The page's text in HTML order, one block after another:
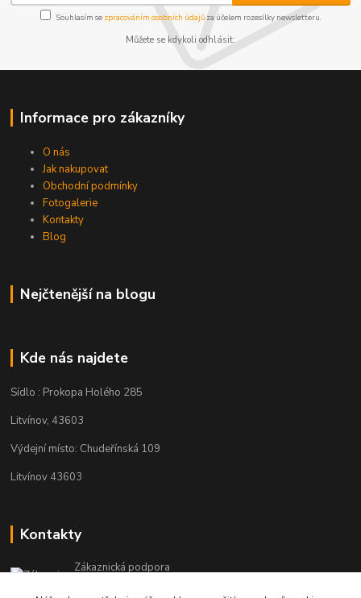
Souhlasím se zpracováním osobních údajůza účelem rozesílky newsletteru.
Můžete se kdykoli odhlásit.
Informace pro zákazníky
O nás
Jak nakupovat
Obchodní podmínky
Fotogalerie
Kontakty
Blog
Nejčtenější na blogu
Kde nás najdete
Sídlo : Prokopa Holého 285
Litvínov, 43603
Výdejní místo: Chudeřínská 109
Litvínov 43603
Kontakty
Zákaznická podpora